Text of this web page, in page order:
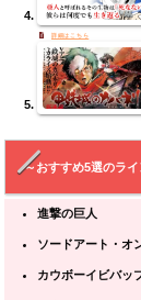
～おすすめ5選のライ
進撃の巨人
ソードアート・オ
カウボーイビバッ